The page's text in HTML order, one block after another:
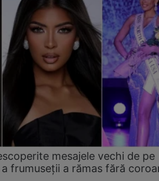
mesajele vechi de pe
frumuseții a rămas fără